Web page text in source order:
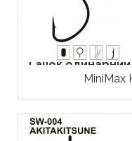
Гачок
MiniMax